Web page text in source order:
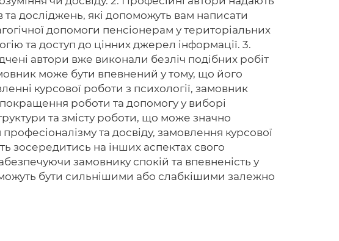
та досліджень, які допоможуть вам написати
допомоги пенсіонерам у територіальних
та доступ до цінних джерел інформації. 3.
автори вже виконали безліч подібних робіт
може бути впевнений у тому, що його
курсової роботи з психології, замовник
роботи та допомогу у виборі
та змісту роботи, що може значно
та досвіду, замовлення курсової
зосередитись на інших аспектах свого
замовнику спокій та впевненість у
бути сильнішими або слабкішими залежно